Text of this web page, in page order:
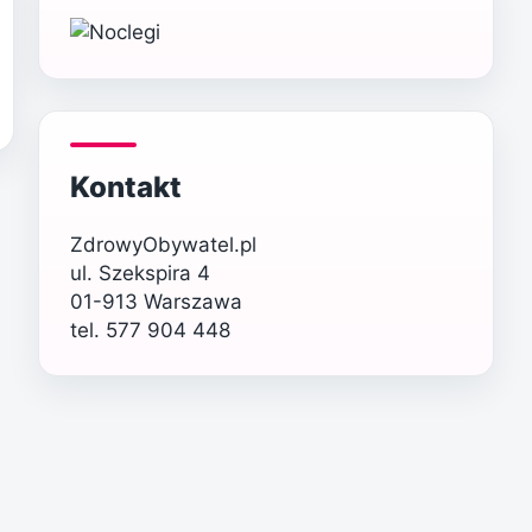
Kontakt
ZdrowyObywatel.pl
ul. Szekspira 4
01-913 Warszawa
tel. 577 904 448